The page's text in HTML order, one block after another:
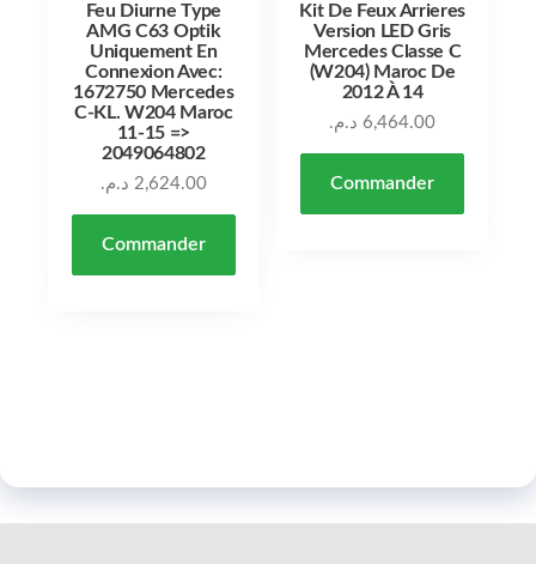
Feu Diurne Type
AMG C63 Optik
Uniquement En
Connexion Avec:
1672750 Mercedes
C-KL. W204 Maroc
11-15 =>
2049064802
2,624.00 د.م.
Commander
Kit De Feux Arrieres
Version LED Gris
Mercedes Classe C
(W204) Maroc De
2012 À 14
6,464.00 د.م.
Commander